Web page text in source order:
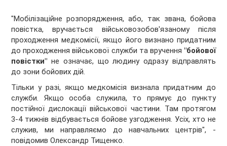
"Мобілізаційне розпорядження, або, так звана, бойова
повістка, вручається військовозобов'язаному після
проходження медкомісії, якщо його визнано придатним
до проходження військової служби та вручення "бойової
повістки" не означає, що людину одразу відправлять
до зони бойових дій.
Тільки у разі, якщо медкомісія визнала придатним до
служби. Якщо особа служила, то прямує до пункту
постійної дислокації військової частини. Там протягом
3-4 тижнів відбувається бойове узгодження. Усіх, хто не
служив, ми направляємо до навчальних центрів", -
повідомив Олександр Тищенко.